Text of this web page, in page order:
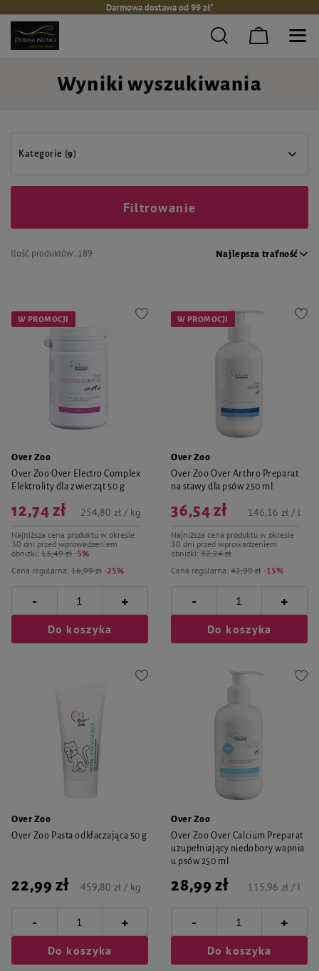
Darmowa dostawa od 99 zł*
Wyniki wyszukiwania
Kategorie (9)
Ilość produktów: 189 Najlepsza trafność
Filtrowanie
W PROMOCJI
Over Zoo
Over Zoo Over Electro Complex
Elektrolity dla zwierząt 50 g
Cena regularna: 16,99 zł -25%
12,74 zł
Najniższa cena produktu w okresie
30 dni przed wprowadzeniem
obniżki: 13,49 zł -5%
254,80 zł / kg
- +
Do koszyka
W PROMOCJI
Over Zoo
Over Zoo Over Arthro Preparat
na stawy dla psów 250 ml
Cena regularna: 42,99 zł -15%
36,54 zł
Najniższa cena produktu w okresie
30 dni przed wprowadzeniem
obniżki: 32,24 zł
146,16 zł / l
- +
Do koszyka
Over Zoo
Over Zoo Pasta odkłaczająca 50 g
22,99 zł 459,80 zł / kg
- +
Do koszyka
Over Zoo
Over Zoo Over Calcium Preparat
uzupełniający niedobory wapnia
u psów 250 ml
28,99 zł 115,96 zł / l
- +
Do koszyka